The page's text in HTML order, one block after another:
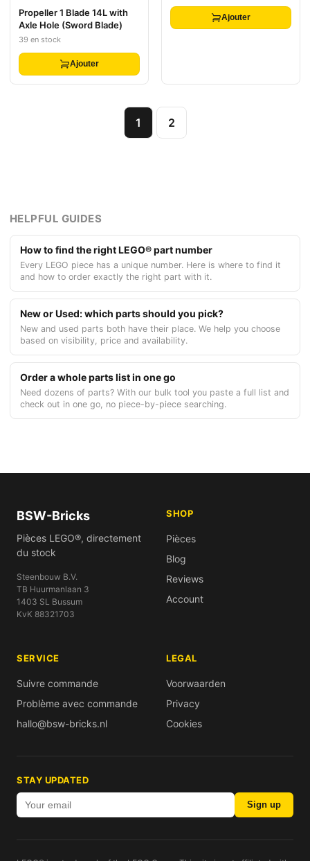
Propeller 1 Blade 14L with
Axle Hole (Sword Blade)
39 en stock
Ajouter
Stripe / Health Bar Pattern
Ajouter
1 2
HELPFUL GUIDES
How to find the right LEGO® part number
Every LEGO piece has a unique number. Here is where to find it
and how to order exactly the right part with it.
New or Used: which parts should you pick?
New and used parts both have their place. We help you choose
based on visibility, price and availability.
Order a whole parts list in one go
Need dozens of parts? With our bulk tool you paste a full list and
check out in one go, no piece-by-piece searching.
BSW-Bricks
Pièces LEGO®, directement
du stock
Steenbouw B.V.
TB Huurmanlaan 3
1403 SL Bussum
KvK 88321703
SHOP
Pièces
Blog
Reviews
Account
SERVICE
Suivre commande
Problème avec commande
hallo@bsw-bricks.nl
LEGAL
Voorwaarden
Privacy
Cookies
STAY UPDATED
Sign up